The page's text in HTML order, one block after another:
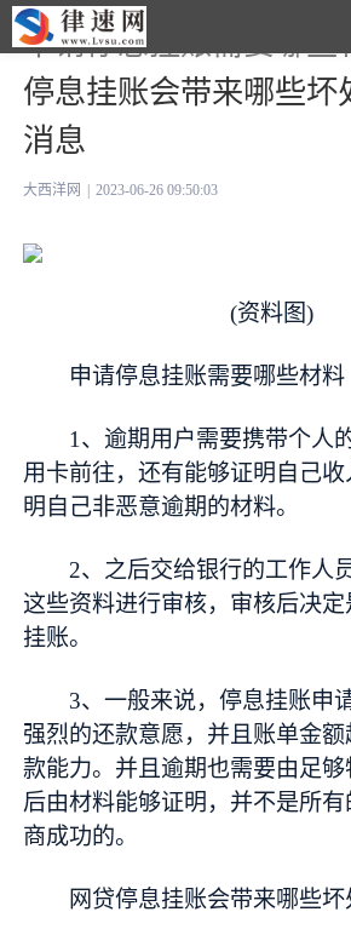
申请停息挂账需要哪些
停息挂账会带来哪些坏
消息
大西洋网 2023-06-26 09:50:03
(资料图)
申请停息挂账需要哪些材料
1、逾期用户需要携带个人
用卡前往，还有能够证明自己
明自己非恶意逾期的材料。
2、之后交给银行的工作人
这些资料进行审核，审核后决
挂账。
3、一般来说，停息挂账申
强烈的还款意愿，并且账单金
款能力。并且逾期也需要由足
后由材料能够证明，并不是所
商成功的。
网贷停息挂账会带来哪些坏